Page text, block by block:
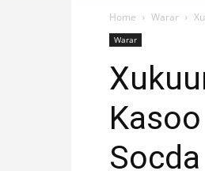
Home Warar
Warar